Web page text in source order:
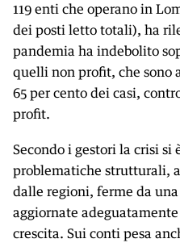
119 enti che operano in
dei posti letto totali), ha
pandemia ha indebolito
quelli non profit, che
65 per cento dei casi,
profit.
Secondo i gestori la crisi si
problematiche strutturali,
dalle regioni, ferme da
aggiornate
crescita. Sui conti pesa